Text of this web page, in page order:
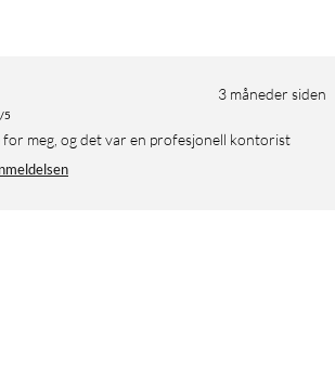
3 måneder siden
5
for meg, og det var en profesjonell kontorist